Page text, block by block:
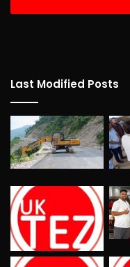
Last Modified Posts